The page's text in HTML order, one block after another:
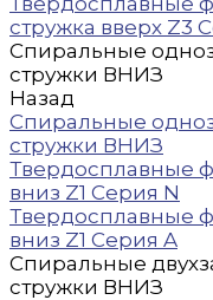
стружка вверх Z3
Спиральные
стружки ВНИЗ
Назад
Спиральные
стружки ВНИЗ
Твердосплавные
вниз Z1 Серия N
Твердосплавные
вниз Z1 Серия A
Спиральные
стружки ВНИЗ